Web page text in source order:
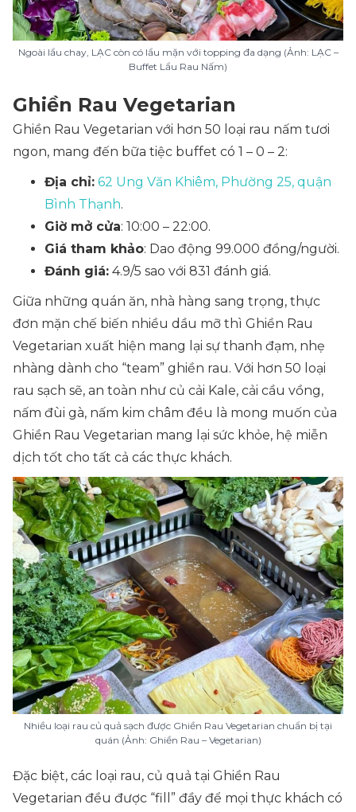
Ngoài lẩu chay, LẠC còn có lẩu mặn với topping đa dạng (Ảnh: LẠC –
Buffet Lẩu Rau Nấm)
Ghiền Rau Vegetarian
Ghiền Rau Vegetarian với hơn 50 loại rau nấm tươi
ngon, mang đến bữa tiệc buffet có 1 – 0 – 2:
Địa chỉ: 62 Ung Văn Khiêm, Phường 25, quận
Bình Thạnh.
Giờ mở cửa: 10:00 – 22:00.
Giá tham khảo: Dao động 99.000 đồng/người.
Đánh giá: 4.9/5 sao với 831 đánh giá.
Giữa những quán ăn, nhà hàng sang trọng, thực
đơn mặn chế biến nhiều dầu mỡ thì Ghiền Rau
Vegetarian xuất hiện mang lại sự thanh đạm, nhẹ
nhàng dành cho “team” ghiền rau. Với hơn 50 loại
rau sạch sẽ, an toàn như củ cải Kale, cải cầu vồng,
nấm đùi gà, nấm kim châm đều là mong muốn của
Ghiền Rau Vegetarian mang lại sức khỏe, hệ miễn
dịch tốt cho tất cả các thực khách.
Nhiều loại rau củ quả sạch được Ghiền Rau Vegetarian chuẩn bị tại
quán (Ảnh: Ghiền Rau – Vegetarian)
Đặc biệt, các loại rau, củ quả tại Ghiền Rau
Vegetarian đều được “fill” đầy để mọi thực khách có